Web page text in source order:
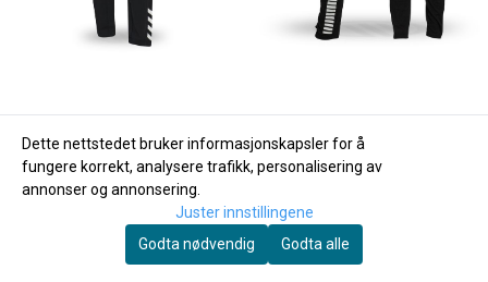
Dette nettstedet bruker informasjonskapsler for å
fungere korrekt, analysere trafikk, personalisering av
annonser og annonsering.
Juster innstillingene
Godta nødvendig
Godta alle